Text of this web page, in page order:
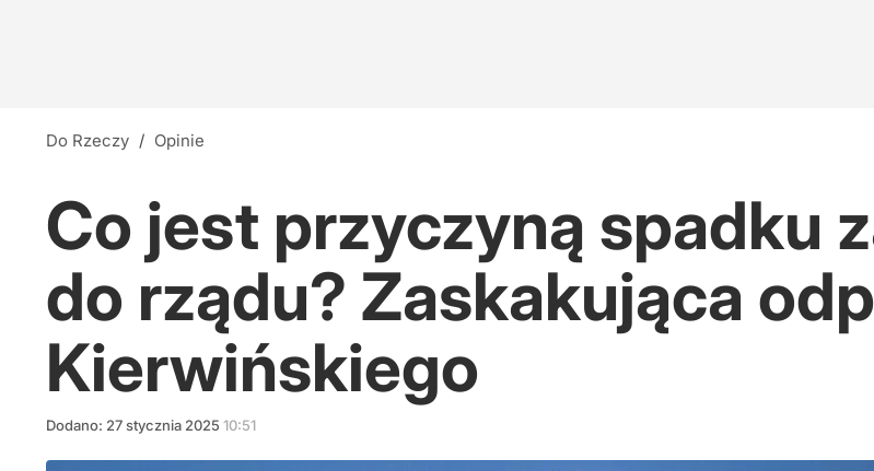
Do Rzeczy / Opinie
Co jest przyczyną spadku
do rządu? Zaskakująca
Kierwińskiego
Dodano: 27stycznia 2025 10:51